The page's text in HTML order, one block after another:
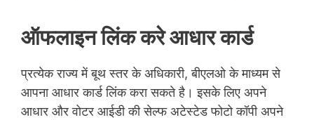
ऑफलाइन लिंक करे आधार कार्ड
प्रत्येक राज्य में बूथ स्तर के अधिकारी, बीएलओ के माध्यम से
आपना आधार कार्ड लिंक करा सकते है। इसके लिए अपने
आधार और वोटर आईडी की सेल्फ अटेस्टेड फोटो कॉपी अपने